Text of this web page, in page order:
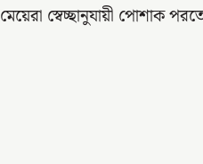
মেয়েরা স্বেচ্ছানুযায়ী পোশাক